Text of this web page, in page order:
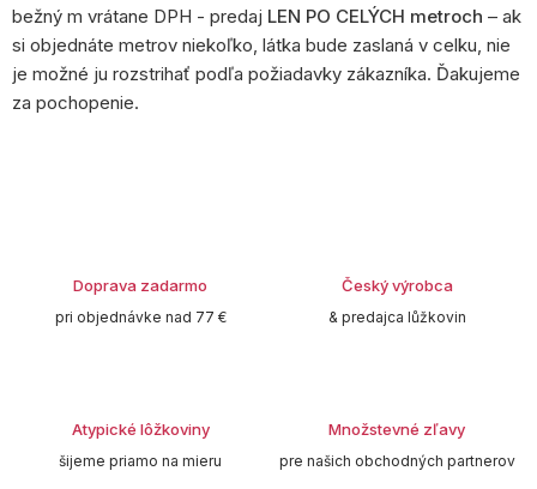
bežný m vrátane DPH - predaj LEN PO CELÝCH metroch – ak
si objednáte metrov niekoľko, látka bude zaslaná v celku, nie
je možné ju rozstrihať podľa požiadavky zákazníka. Ďakujeme
za pochopenie.
Doprava zadarmo
pri objednávke nad 77 €
Český výrobca
& predajca lůžkovin
Atypické lôžkoviny
šijeme priamo na mieru
Množstevné zľavy
pre našich obchodných partnerov